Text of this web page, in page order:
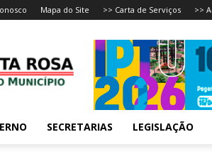
Mapa do Site >> Carta de Serviços >>
SECRETARIAS LEGISLAÇÃO